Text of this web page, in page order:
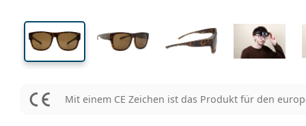
Mit einem CE Zeichen ist das Produkt für den